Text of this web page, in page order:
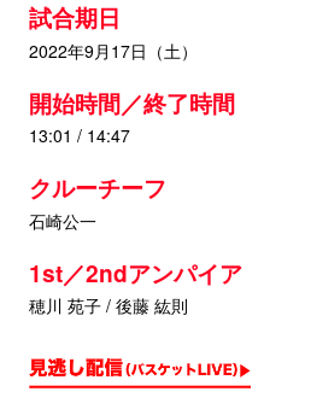
試合期日
2022年9月17日（土）
開始時間／終了時間
13:01 / 14:47
クルーチーフ
石崎公一
1st／2ndアンパイア
穂川 苑子 / 後藤 紘則